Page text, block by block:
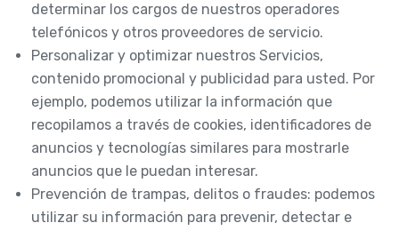
determinar los cargos de nuestros operadores
telefónicos y otros proveedores de servicio.
Personalizar y optimizar nuestros Servicios,
contenido promocional y publicidad para usted. Por
ejemplo, podemos utilizar la información que
recopilamos a través de cookies, identificadores de
anuncios y tecnologías similares para mostrarle
anuncios que le puedan interesar.
Prevención de trampas, delitos o fraudes: podemos
utilizar su información para prevenir, detectar e